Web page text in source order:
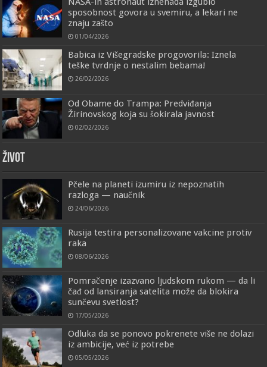
sposobnost govora u svemiru, a lekari ne
znaju zašto
01/04/2026
Babica iz Višegradske progovorila: Iznela
teške tvrdnje o nestalim bebama!
26/02/2026
Od Obame do Trampa: Predviđanja
Žirinovskog koja su šokirala javnost
02/02/2026
ŽIVOT
Pčele na planeti izumiru iz nepoznatih
razloga — naučnik
24/06/2026
Rusija testira personalizovane vakcine protiv
raka
08/06/2026
Pomračenje izazvano ljudskom rukom — da li
čađ od lansiranja satelita može da blokira
sunčevu svetlost?
17/05/2026
Odluka da se ponovo pokrenete više ne dolazi
iz ambicije, već iz potrebe
05/05/2026